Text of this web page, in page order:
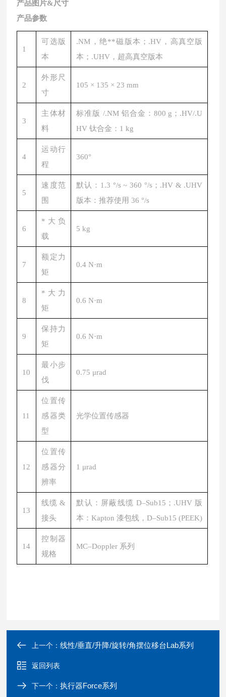
产品图片&尺寸
产品参数
1
可选版
本
.NM，绝**磁版本；.HV，高真空版
本；.UHV，超高真空版本
2
外形尺
寸
105 × 135 × 23 mm
3
主体材
料
标准版 /.NM 铝合金：800 g；.HV/.U
HV 钛合金：1 kg
4
运动行
程
360°
5
速度范
围
默认：1.3 °/s ~ 360 °/s；.HV & .UHV
版本：推荐使用 36 °/s
6
*大负
载
5 kg
7
额定力
矩
0.4 N·m
8
*大力
矩
0.6 N·m
9
保持力
矩
0.6 N·m
10
最小步
伐
0.75 μrad
11
位置传
感器类
型
光学位置传感器
12
位置传
感器分
辨率
1 μrad
13
线缆 &
接头
默认：屏蔽线缆 D–Sub15；.UHV 版
本：Kapton 漆包线，D–Sub15 (PEEK)
14
控制器
规格
MC–Doppler 系列
上一个：线性/垂直/升降/旋转/角摆位移台Lab系列
返回列表
下一个：执行器Force系列